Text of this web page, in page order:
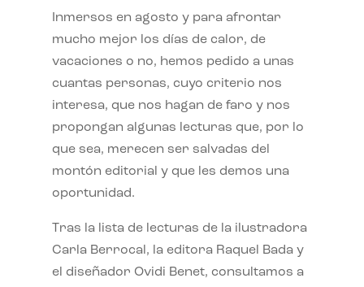
Inmersos en agosto y para afrontar
mucho mejor los días de calor, de
vacaciones o no, hemos pedido a unas
cuantas personas, cuyo criterio nos
interesa, que nos hagan de faro y nos
propongan algunas lecturas que, por lo
que sea, merecen ser salvadas del
montón editorial y que les demos una
oportunidad.
Tras la lista de lecturas de la ilustradora
Carla Berrocal, la editora Raquel Bada y
el diseñador Ovidi Benet, consultamos a